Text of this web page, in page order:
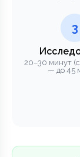
3
20–30 минут
— до 45